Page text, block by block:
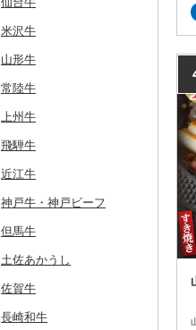
米沢牛
山形牛
常陸牛
上州牛
飛騨牛
近江牛
神戸牛・神戸ビーフ
但馬牛
土佐あかうし
佐賀牛
長崎和牛